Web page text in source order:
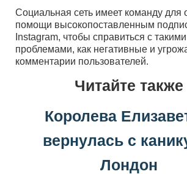
Социальная сеть имеет команду для
помощи высокопоставленным
Instagram, чтобы справиться с такими
проблемами, как негативные и
комментарии пользователей.
Читайте также
Королева
вернулась с
Лондон